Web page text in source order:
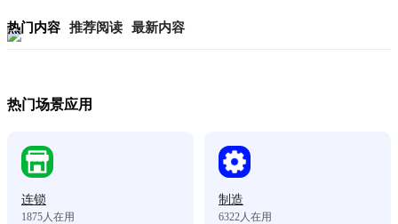
热门内容 推荐阅读 最新内容
热门场景应用
连锁
1875人在用
制造
6322人在用